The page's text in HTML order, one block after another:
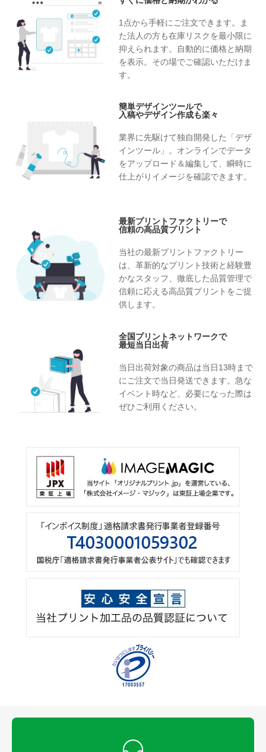
1点から手軽にご注文できます。ま
た法人の方も在庫リスクを最小限に
抑えられます。自動的に価格と納期
を表示。その場でご確認いただけま
す。
簡単デザインツールで
入稿やデザイン作成も楽々
業界に先駆けて独自開発した「デザ
インツール」。オンラインでデータ
をアップロード＆編集して、瞬時に
仕上がりイメージを確認できます。
最新プリントファクトリーで
信頼の高品質プリント
当社の最新プリントファクトリー
は、革新的なプリント技術と経験豊
かなスタッフ、徹底した品質管理で
信頼に応える高品質プリントをご提
供します。
全国プリントネットワークで
最短当日出荷
当日出荷対象の商品は当日13時まで
にご注文で当日発送できます。急な
イベント時など、必要になった際は
ぜひご利用ください。